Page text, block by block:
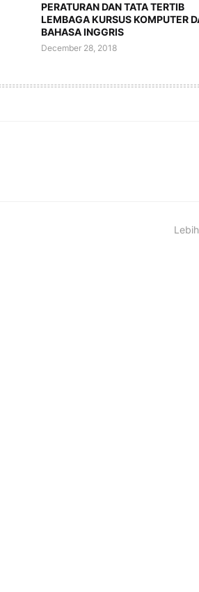
PERATURAN DAN TATA TERTIB
LEMBAGA KURSUS KOMPUTER
BAHASA INGGRIS
December 28, 2018